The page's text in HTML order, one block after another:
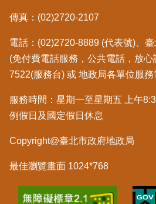
訊
熱
門
關
字
都
地
資
傳真：(02)2720-2107
電話：(02)2720-8889 (代表號)、
(免付費電話服務，公共電話，放
7522(服務台) 或 地政局各單位服務
服務時間：星期一至星期五 上午
例假日及國定假日休息
Copyright@臺北市政府地政局
最佳瀏覽畫面 1024*768